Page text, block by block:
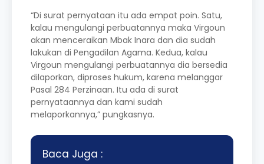
“Di surat pernyataan itu ada empat poin. Satu,
kalau mengulangi perbuatannya maka Virgoun
akan menceraikan Mbak Inara dan dia sudah
lakukan di Pengadilan Agama. Kedua, kalau
Virgoun mengulangi perbuatannya dia bersedia
dilaporkan, diproses hukum, karena melanggar
Pasal 284 Perzinaan. Itu ada di surat
pernyataannya dan kami sudah
melaporkannya,” pungkasnya.
Baca Juga :